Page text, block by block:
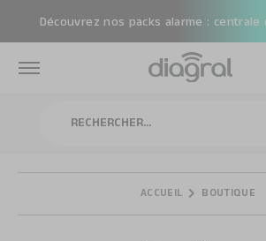
Découvrez nos packs alarme : centrale
ACCUEIL BOUTIQUE